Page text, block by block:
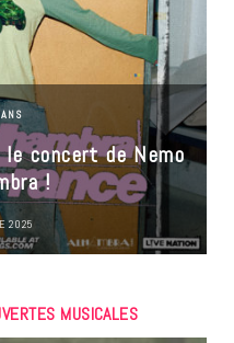
concert de Nemo
!
2025
MUSICALES